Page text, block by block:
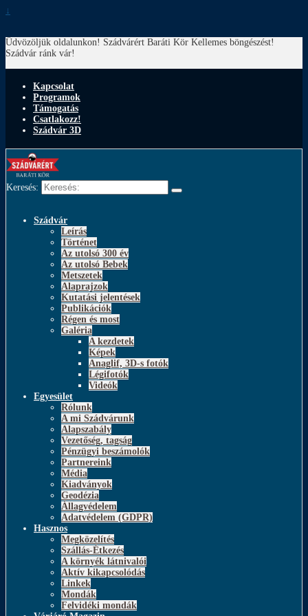
↓
Üdvözöljük oldalunkon! Szádvárért Baráti Kör Kellemes böngészést!
Szádvár ránk vár!
Kapcsolat
Programok
Támogatás
Csatlakozz!
Szádvár 3D
Keresés:
Szádvár
Leírás
Történet
Az utolsó 300 év
Az utolsó Bebek
Metszetek
Alaprajzok
Kutatási jelentések
Publikációk
Régen és most
Galéria
A kezdetek
Képek
Anaglif, 3D-s fotók
Légifotók
Videók
Egyesület
Rólunk
A mi Szádvárunk
Alapszabály
Vezetőség, tagság
Pénzügyi beszámolók
Partnereink
Média
Kiadványok
Geodézia
Állagvédelem
Adatvédelem (GDPR)
Hasznos
Megközelítés
Szállás-Étkezés
A környék látnivalói
Aktív kikapcsolódás
Linkek
Mondák
Felvidéki mondák